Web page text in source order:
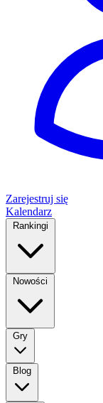
Zarejestruj się
Kalendarz
Rankingi
Nowości
Gry
Blog